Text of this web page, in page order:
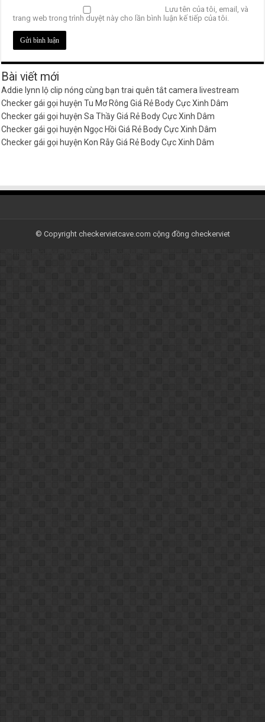
Lưu tên của tôi, email, và
trang web trong trình duyệt này cho lần bình luận kế tiếp của tôi.
Bài viết mới
Addie lynn lộ clip nóng cùng bạn trai quên tắt camera livestream
Checker gái gọi huyện Tu Mơ Rông Giá Rẻ Body Cực Xinh Dâm
Checker gái gọi huyện Sa Thầy Giá Rẻ Body Cực Xinh Dâm
Checker gái gọi huyện Ngọc Hồi Giá Rẻ Body Cực Xinh Dâm
Checker gái gọi huyện Kon Rẫy Giá Rẻ Body Cực Xinh Dâm
© Copyright checkervietcave.com cộng đồng checkerviet